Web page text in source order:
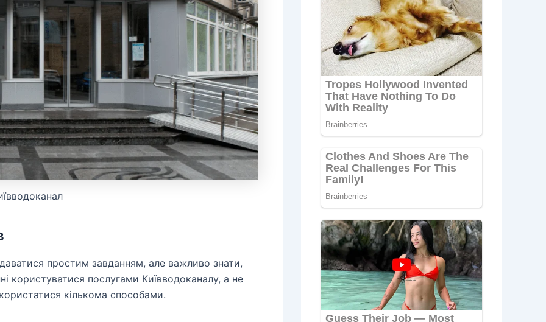
простим завданням, але важливо знати,
користуватися послугами Київводоканалу, а не
кількома способами.